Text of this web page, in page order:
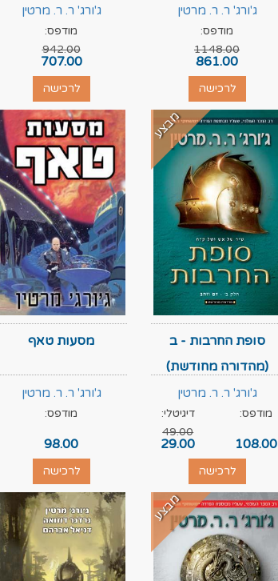
ג'ורג' ר. ר. מרטין
מודפס:
1148.00
861.00
לרכישה
ג'ורג' ר. ר. מרטין
מודפס:
942.00
707.00
לרכישה
מבצע
סופת החרבות - ב
(מהדורה מחודשת)
ג'ורג' ר. ר. מרטין
מודפס:
108.00
דיגיטלי:
49.00
29.00
לרכישה
מסעות טאף
ג'ורג' ר. ר. מרטין
מודפס:
98.00
לרכישה
מבצע